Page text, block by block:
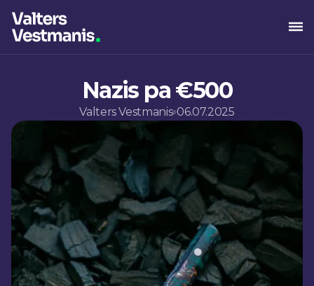
Nazis pa €500
Valters Vestmanis 06.07.2025